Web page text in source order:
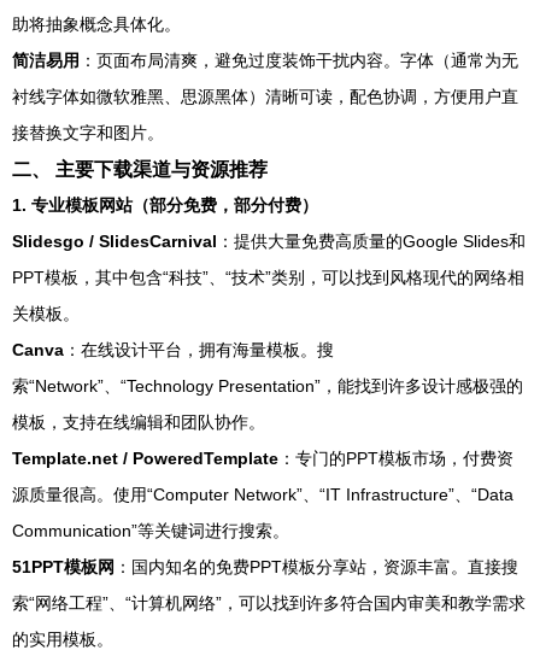
助将抽象概念具体化。
简洁易用 ：页面布局清爽，避免过度装饰干扰内容。字体（通常为无
衬线字体如微软雅黑、思源黑体）清晰可读，配色协调，方便用户直
接替换文字和图片。
二、 主要下载渠道与资源推荐
1. 专业模板网站（部分免费，部分付费）
Slidesgo / SlidesCarnival ：提供大量免费高质量的Google Slides和
PPT模板，其中包含“科技”、“技术”类别，可以找到风格现代的网络相
关模板。
Canva ：在线设计平台，拥有海量模板。搜
索“Network”、“Technology Presentation”，能找到许多设计感极强的
模板，支持在线编辑和团队协作。
Template.net / PoweredTemplate ：专门的PPT模板市场，付费资
源质量很高。使用“Computer Network”、“IT Infrastructure”、“Data
Communication”等关键词进行搜索。
51PPT模板网 ：国内知名的免费PPT模板分享站，资源丰富。直接搜
索“网络工程”、“计算机网络”，可以找到许多符合国内审美和教学需求
的实用模板。